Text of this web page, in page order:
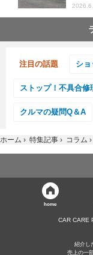
注目の話題 ショ
ストップ！不具合修
クルマの疑問Q＆A
ホーム › 特集記事 › コラム ›
home
CAR CARE
紹介し
売上の一